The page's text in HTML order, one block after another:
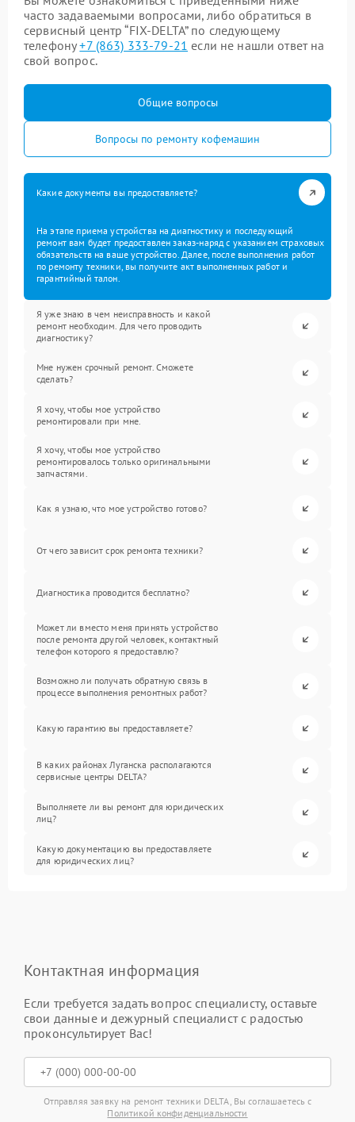
часто задаваемыми вопросами, либо обратиться в
сервисный центр “FIX-DELTA” по следующему
телефону+7 (863) 333-79-21 если не нашли ответ на
свой вопрос.
Общие вопросы
Вопросы по ремонту кофемашин
Какие документы вы предоставляете?
На этапе приема устройства на диагностику и последующий
ремонт вам будет предоставлен заказ-наряд с указанием страховых
обязательств на ваше устройство. Далее, после выполнения работ
по ремонту техники, вы получите акт выполненных работ и
гарантийный талон.
Я уже знаю в чем неисправность и какой
ремонт необходим. Для чего проводить
диагностику?
Мне нужен срочный ремонт. Сможете
сделать?
Я хочу, чтобы мое устройство
ремонтировали при мне.
Я хочу, чтобы мое устройство
ремонтировалось только оригинальными
запчастями.
Как я узнаю, что мое устройство готово?
От чего зависит срок ремонта техники?
Диагностика проводится бесплатно?
Может ли вместо меня принять устройство
после ремонта другой человек, контактный
телефон которого я предоставлю?
Возможно ли получать обратную связь в
процессе выполнения ремонтных работ?
Какую гарантию вы предоставляете?
В каких районах Луганска располагаются
сервисные центры DELTA?
Выполняете ли вы ремонт для юридических
лиц?
Какую документацию вы предоставляете
для юридических лиц?
Контактная информация
Если требуется задать вопрос специалисту, оставьте
свои данные и дежурный специалист с радостью
проконсультирует Вас!
Отправляя заявку на ремонт техники DELTA, Вы соглашаетесь с
Политикой конфиденциальности